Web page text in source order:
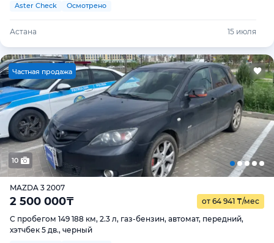
Aster Check Осмотрено
Астана 15 июля
Частная продажа
10
MAZDA 3 2007
2 500 000₸ от 64 941 ₸/мес
С пробегом 149 188 км, 2.3 л, газ-бензин, автомат, передний,
хэтчбек 5 дв., черный